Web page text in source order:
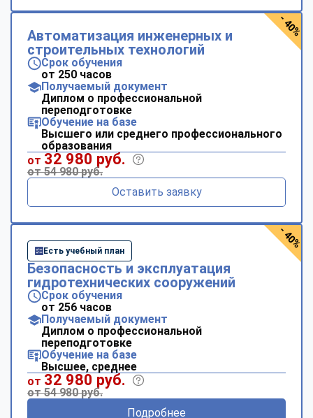
Автоматизация инженерных и
строительных технологий
Срок обучения
от 250 часов
Получаемый документ
Диплом о профессиональной
переподготовке
Обучение на базе
Высшего или среднего профессионального
образования
от 32 980 руб.
от 54 980 руб.
Оставить заявку
- 40%
Есть учебный план
Безопасность и эксплуатация
гидротехнических сооружений
Срок обучения
от 256 часов
Получаемый документ
Диплом о профессиональной
переподготовке
Обучение на базе
Высшее, среднее
от 32 980 руб.
от 54 980 руб.
Подробнее
- 40%